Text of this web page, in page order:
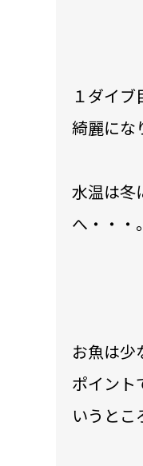
１ダイ
綺麗にな
水温は冬
へ・・・。
お魚は少
ポイント
いうとこ